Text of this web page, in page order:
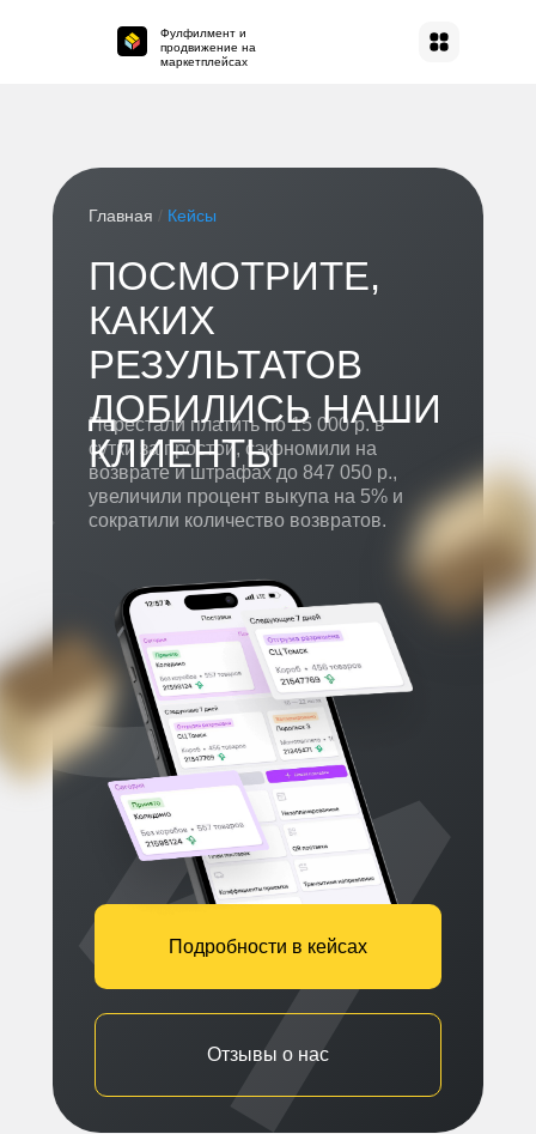
Фулфилмент и
продвижение на
маркетплейсах
ПОСМОТРИТЕ,
КАКИХ
РЕЗУЛЬТАТОВ
ДОБИЛИСЬ НАШИ
КЛИЕНТЫ
Перестали платить по 15 000 р. в
сутки за простой, сэкономили на
возврате и штрафах до 847 050 р.,
увеличили процент выкупа на 5% и
сократили количество возвратов.
Подробности в кейсах
Главная / Кейсы
Отзывы о нас